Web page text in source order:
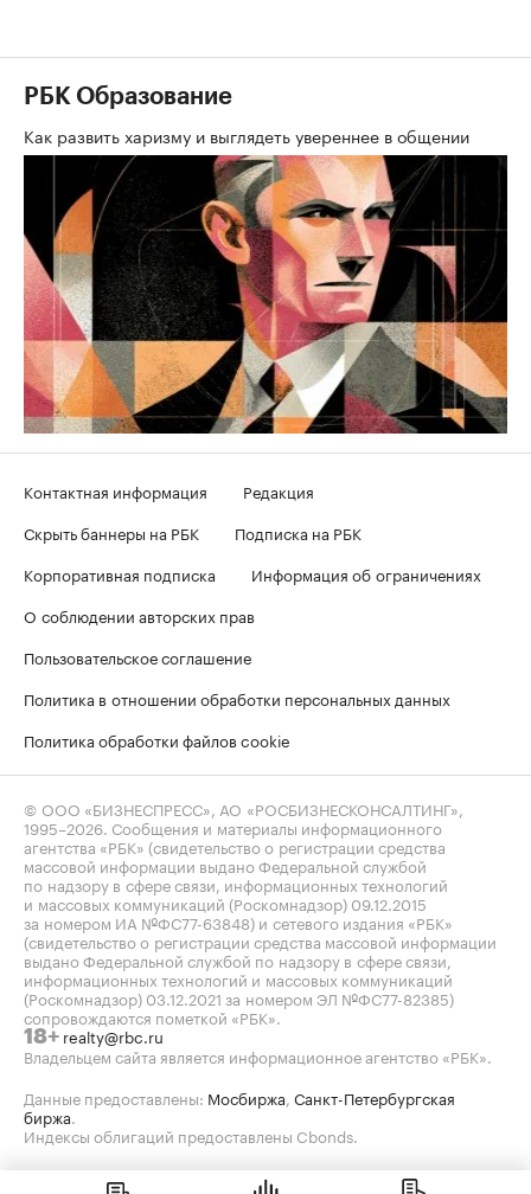
РБК Образование
Как развить харизму и выглядеть увереннее в общении
Контактная информация
Редакция
Скрыть баннеры на РБК
Подписка на РБК
Корпоративная подписка
Информация об ограничениях
О соблюдении авторских прав
Пользовательское соглашение
Политика в отношении обработки персональных данных
Политика обработки файлов cookie
© ООО «БИЗНЕСПРЕСС», АО «РОСБИЗНЕСКОНСАЛТИНГ»,
1995–2026. Сообщения и материалы информационного
агентства «РБК» (свидетельство о регистрации средства
массовой информации выдано Федеральной службой
по надзору в сфере связи, информационных технологий
и массовых коммуникаций (Роскомнадзор) 09.12.2015
за номером ИА №ФС77-63848) и сетевого издания «РБК»
(свидетельство о регистрации средства массовой информации
выдано Федеральной службой по надзору в сфере связи,
информационных технологий и массовых коммуникаций
(Роскомнадзор) 03.12.2021 за номером ЭЛ №ФС77-82385)
сопровождаются пометкой «РБК».
18+ realty@rbc.ru
Владельцем сайта является информационное агентство «РБК».
Данные предоставлены: Мосбиржа, Санкт-Петербургская
биржа.
Индексы облигаций предоставлены Cbonds.